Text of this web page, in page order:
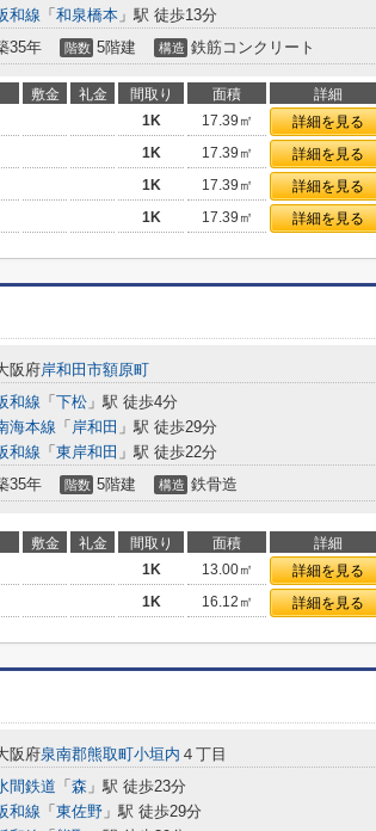
和線 「 和泉橋本 」駅 徒歩13分
35年 階数 5階建 構造 鉄筋コンクリート
敷金 礼金 間取り 面積 詳細
1K 17.39㎡ 詳細を見る
1K 17.39㎡ 詳細を見る
1K 17.39㎡ 詳細を見る
1K 17.39㎡ 詳細を見る
阪府岸和田市額原町
和線 「 下松 」駅 徒歩4分
海本線 「 岸和田 」駅 徒歩29分
和線 「 東岸和田 」駅 徒歩22分
35年 階数 5階建 構造 鉄骨造
敷金 礼金 間取り 面積 詳細
1K 13.00㎡ 詳細を見る
1K 16.12㎡ 詳細を見る
阪府泉南郡熊取町小垣内 ４丁目
間鉄道 「 森 」駅 徒歩23分
和線 「 東佐野 」駅 徒歩29分